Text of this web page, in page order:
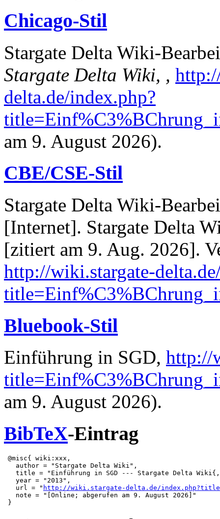
Chicago-Stil
Stargate Delta Wiki-
Stargate Delta Wiki, ,
delta.de/index.php?
am 9. August 2026).
CBE/CSE-Stil
Stargate Delta Wiki-
[Internet]. Stargate Delta
[zitiert am 9. Aug. 2026].
http://wiki.stargate-
Bluebook-Stil
Einführung in SGD, http://
am 9. August 2026).
BibTeX-Eintrag
@misc{ wiki:xxx,
   author = "Stargate Delta Wiki",
title = "Einführung in SGD --- Stargate Delta
   year = "2013",
   url = "
http://wiki.stargate-delta.de/
   note = "[Online; abgerufen am 9. August 2026]"